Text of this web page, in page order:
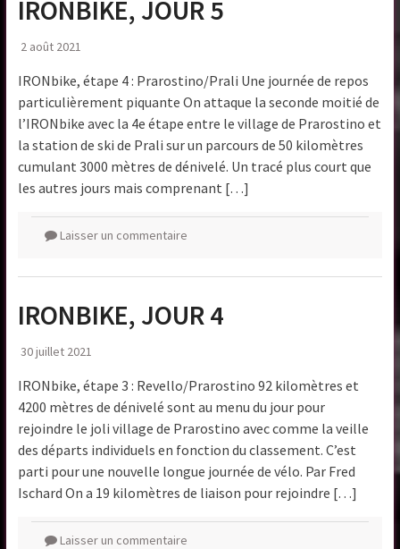
IRONBIKE, JOUR 5
2 août 2021
IRONbike, étape 4 : Prarostino/Prali Une journée de repos
particulièrement piquante On attaque la seconde moitié de
l’IRONbike avec la 4e étape entre le village de Prarostino et
la station de ski de Prali sur un parcours de 50 kilomètres
cumulant 3000 mètres de dénivelé. Un tracé plus court que
les autres jours mais comprenant […]
Laisser un commentaire
IRONBIKE, JOUR 4
30 juillet 2021
IRONbike, étape 3 : Revello/Prarostino 92 kilomètres et
4200 mètres de dénivelé sont au menu du jour pour
rejoindre le joli village de Prarostino avec comme la veille
des départs individuels en fonction du classement. C’est
parti pour une nouvelle longue journée de vélo. Par Fred
Ischard On a 19 kilomètres de liaison pour rejoindre […]
Laisser un commentaire